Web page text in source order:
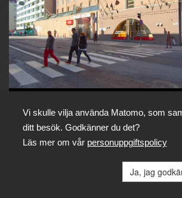
Det gamla societetshuset är idag ett hotell.
Foto: SLS / Janne Rentola
Vi skulle vilja använda Matomo, som
ditt besök. Godkänner du det?
Läs mer om vår personuppgiftspolicy
Ja, jag